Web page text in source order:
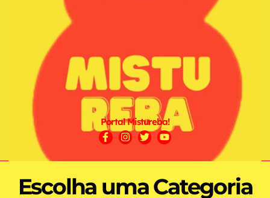
Portal Mistureba!
Escolha uma Categoria